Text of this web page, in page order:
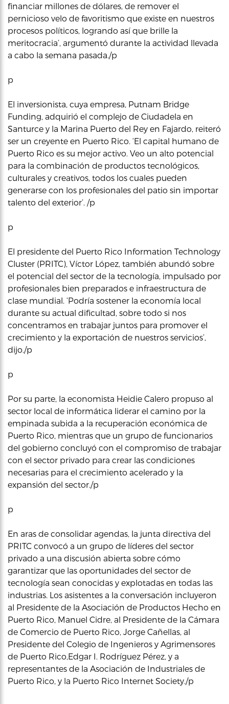
financiar millones de dólares, de remover el
pernicioso velo de favoritismo que existe en nuestros
procesos políticos, logrando así que brille la
meritocracia’, argumentó durante la actividad llevada
a cabo la semana pasada./p
p
El inversionista, cuya empresa, Putnam Bridge
Funding, adquirió el complejo de Ciudadela en
Santurce y la Marina Puerto del Rey en Fajardo, reiteró
ser un creyente en Puerto Rico. ‘El capital humano de
Puerto Rico es su mejor activo. Veo un alto potencial
para la combinación de productos tecnológicos,
culturales y creativos, todos los cuales pueden
generarse con los profesionales del patio sin importar
talento del exterior’. /p
p
El presidente del Puerto Rico Information Technology
Cluster (PRITC), Víctor López, también abundó sobre
el potencial del sector de la tecnología, impulsado por
profesionales bien preparados e infraestructura de
clase mundial. ‘Podría sostener la economía local
durante su actual dificultad, sobre todo si nos
concentramos en trabajar juntos para promover el
crecimiento y la exportación de nuestros servicios’,
dijo./p
p
Por su parte, la economista Heidie Calero propuso al
sector local de informática liderar el camino por la
empinada subida a la recuperación económica de
Puerto Rico, mientras que un grupo de funcionarios
del gobierno concluyó con el compromiso de trabajar
con el sector privado para crear las condiciones
necesarias para el crecimiento acelerado y la
expansión del sector./p
p
En aras de consolidar agendas, la junta directiva del
PRITC convocó a un grupo de líderes del sector
privado a una discusión abierta sobre cómo
garantizar que las oportunidades del sector de
tecnología sean conocidas y explotadas en todas las
industrias. Los asistentes a la conversación incluyeron
al Presidente de la Asociación de Productos Hecho en
Puerto Rico, Manuel Cidre, al Presidente de la Cámara
de Comercio de Puerto Rico, Jorge Cañellas, al
Presidente del Colegio de Ingenieros y Agrimensores
de Puerto Rico,Edgar I. Rodríguez Pérez, y a
representantes de la Asociación de Industriales de
Puerto Rico, y la Puerto Rico Internet Society./p